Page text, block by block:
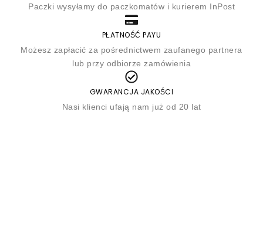
Paczki wysyłamy do paczkomatów i kurierem InPost
PŁATNOŚĆ PAYU
Możesz zapłacić za pośrednictwem zaufanego partnera
lub przy odbiorze zamówienia
GWARANCJA JAKOŚCI
Nasi klienci ufają nam już od 20 lat